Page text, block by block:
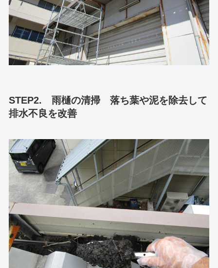
STEP2. 雨樋の清掃 落ち葉や泥を除去して
排水不良を改善